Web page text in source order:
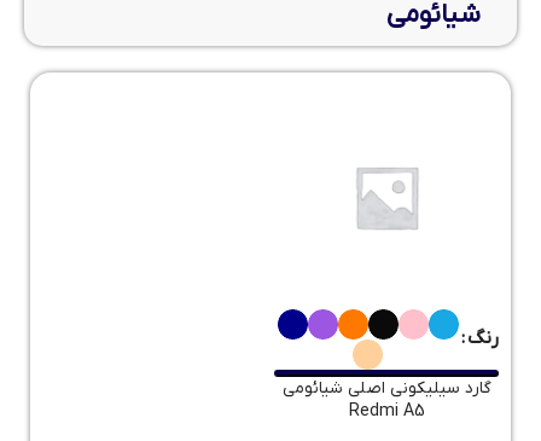
شیائومی
رنگ
گارد سیلیکونی اصلی شیائومی
Redmi A5